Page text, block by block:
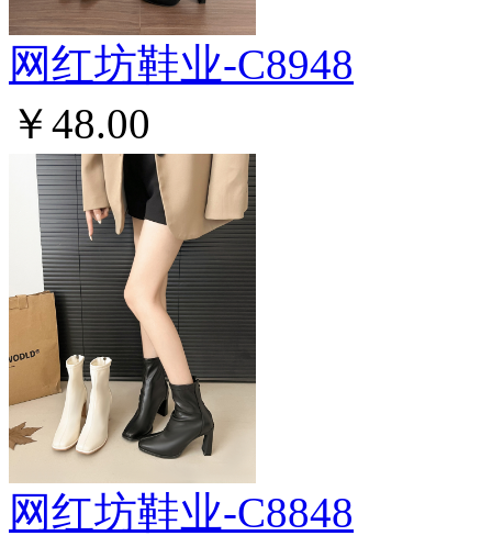
网红坊鞋业-C8948
￥48.00
网红坊鞋业-C8848